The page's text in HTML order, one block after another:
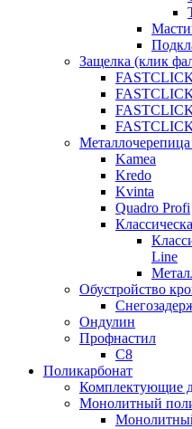
Защелка (клик
Kamea
Kredo
Kvinta
Quadro Profi
Line
Обустройство
Ондулин
Профнастил
С8
Поликарбонат
Комплектующие
Монолитный